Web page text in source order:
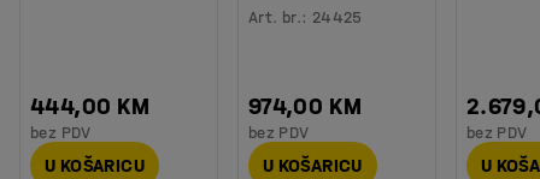
444,00 KM
bez PDV
U KOŠARICU
Art. br.: 24425
974,00 KM
bez PDV
U KOŠARICU
bez PDV
U